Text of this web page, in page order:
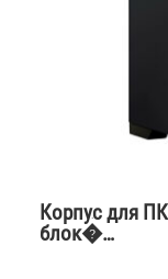
Корпус для ПК
блок�…